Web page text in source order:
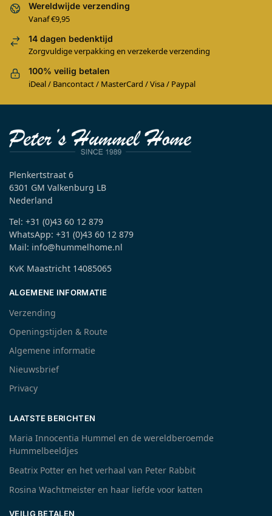
Wereldwijde verzending
Vanaf €9,95
14 dagen bedenktijd
Zorgvuldige verpakking en verzekerde verzending
100% veilig betalen
iDeal / Bancontact / MasterCard / Visa / Paypal
Plenkertstraat 6
6301 GM Valkenburg LB
Nederland
Tel: +31 (0)43 60 12 879
WhatsApp: +31 (0)43 60 12 879
Mail: info@hummelhome.nl
KvK Maastricht 14085065
ALGEMENE INFORMATIE
Verzending
Openingstijden & Route
Algemene informatie
Nieuwsbrief
Privacy
LAATSTE BERICHTEN
Maria Innocentia Hummel en de wereldberoemde
Hummelbeeldjes
Beatrix Potter en het verhaal van Peter Rabbit
Rosina Wachtmeister en haar liefde voor katten
VEILIG BETALEN